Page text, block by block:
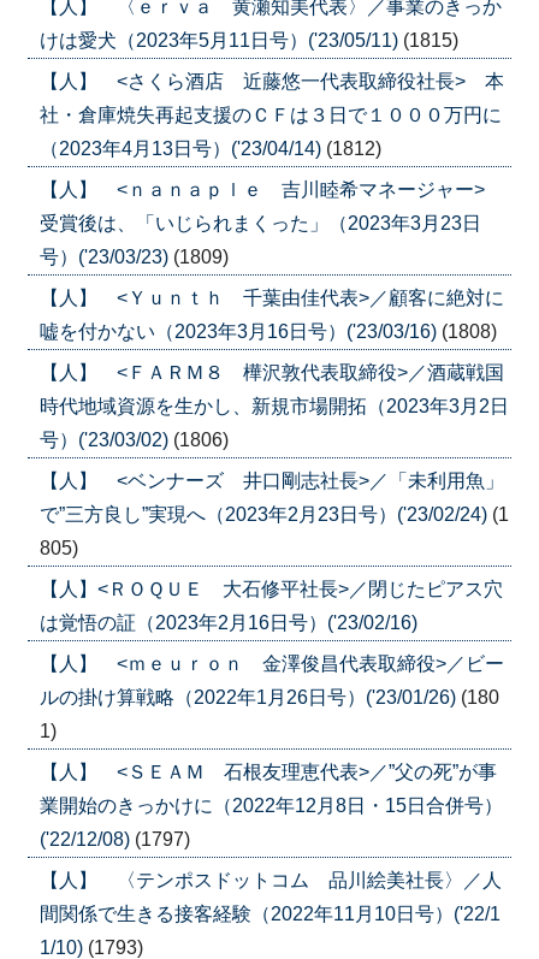
【人】 〈ｅｒｖａ 黄瀬知美代表〉／事業のきっか
けは愛犬（2023年5月11日号）('23/05/11) (1815)
【人】 <さくら酒店 近藤悠一代表取締役社長> 本
社・倉庫焼失再起支援のＣＦは３日で１０００万円に
（2023年4月13日号）('23/04/14) (1812)
【人】 <ｎａｎａｐｌｅ 吉川睦希マネージャー>
受賞後は、「いじられまくった」（2023年3月23日
号）('23/03/23) (1809)
【人】 <Ｙｕｎｔｈ 千葉由佳代表>／顧客に絶対に
嘘を付かない（2023年3月16日号）('23/03/16) (1808)
【人】 <ＦＡＲＭ８ 樺沢敦代表取締役>／酒蔵戦国
時代地域資源を生かし、新規市場開拓（2023年3月2日
号）('23/03/02) (1806)
【人】 <ベンナーズ 井口剛志社長>／「未利用魚」
で”三方良し”実現へ（2023年2月23日号）('23/02/24) (1
805)
【人】<ＲＯＱＵＥ 大石修平社長>／閉じたピアス穴
は覚悟の証（2023年2月16日号）('23/02/16)
【人】 <ｍｅｕｒｏｎ 金澤俊昌代表取締役>／ビー
ルの掛け算戦略（2022年1月26日号）('23/01/26) (180
1)
【人】 <ＳＥＡＭ 石根友理恵代表>／”父の死”が事
業開始のきっかけに（2022年12月8日・15日合併号）
('22/12/08) (1797)
【人】 〈テンポスドットコム 品川絵美社長〉／人
間関係で生きる接客経験（2022年11月10日号）('22/1
1/10) (1793)